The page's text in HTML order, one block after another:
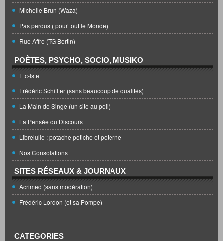
Michelle Brun (Waza)
Pas perdus ( pour tout le Monde)
Rue Affre (TG Bertin)
POÈTES, PSYCHO, SOCIO, MUSIKO
Etc-Iste
Frédéric Schiffter (sans beaucoup de qualités)
La Main de Singe (un site au poil)
La Pensée du Discours
Librelulle : potache potiche et poterne
Nos Consolations
SITES RÉSEAUX & JOURNAUX
Acrimed (sans modération)
Frédéric Lordon (et sa Pompe)
CATEGORIES